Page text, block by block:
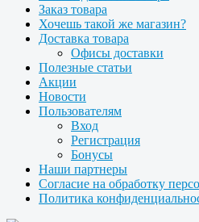
Заказ товара
Хочешь такой же магазин?
Доставка товара
Офисы доставки
Полезные статьи
Акции
Новости
Пользователям
Вход
Регистрация
Бонусы
Наши партнеры
Согласие на обработку
Политика